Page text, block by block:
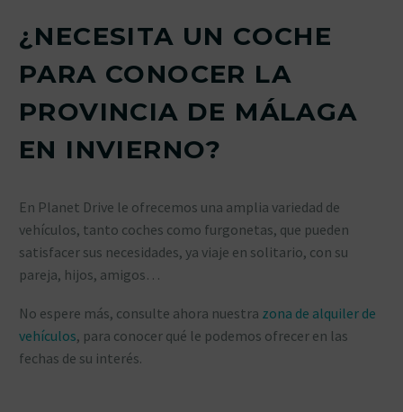
¿NECESITA UN COCHE
PARA CONOCER LA
PROVINCIA DE MÁLAGA
EN INVIERNO?
En Planet Drive le ofrecemos una amplia variedad de
vehículos, tanto coches como furgonetas, que pueden
satisfacer sus necesidades, ya viaje en solitario, con su
pareja, hijos, amigos…
No espere más, consulte ahora nuestra zona de alquiler de
vehículos, para conocer qué le podemos ofrecer en las
fechas de su interés.